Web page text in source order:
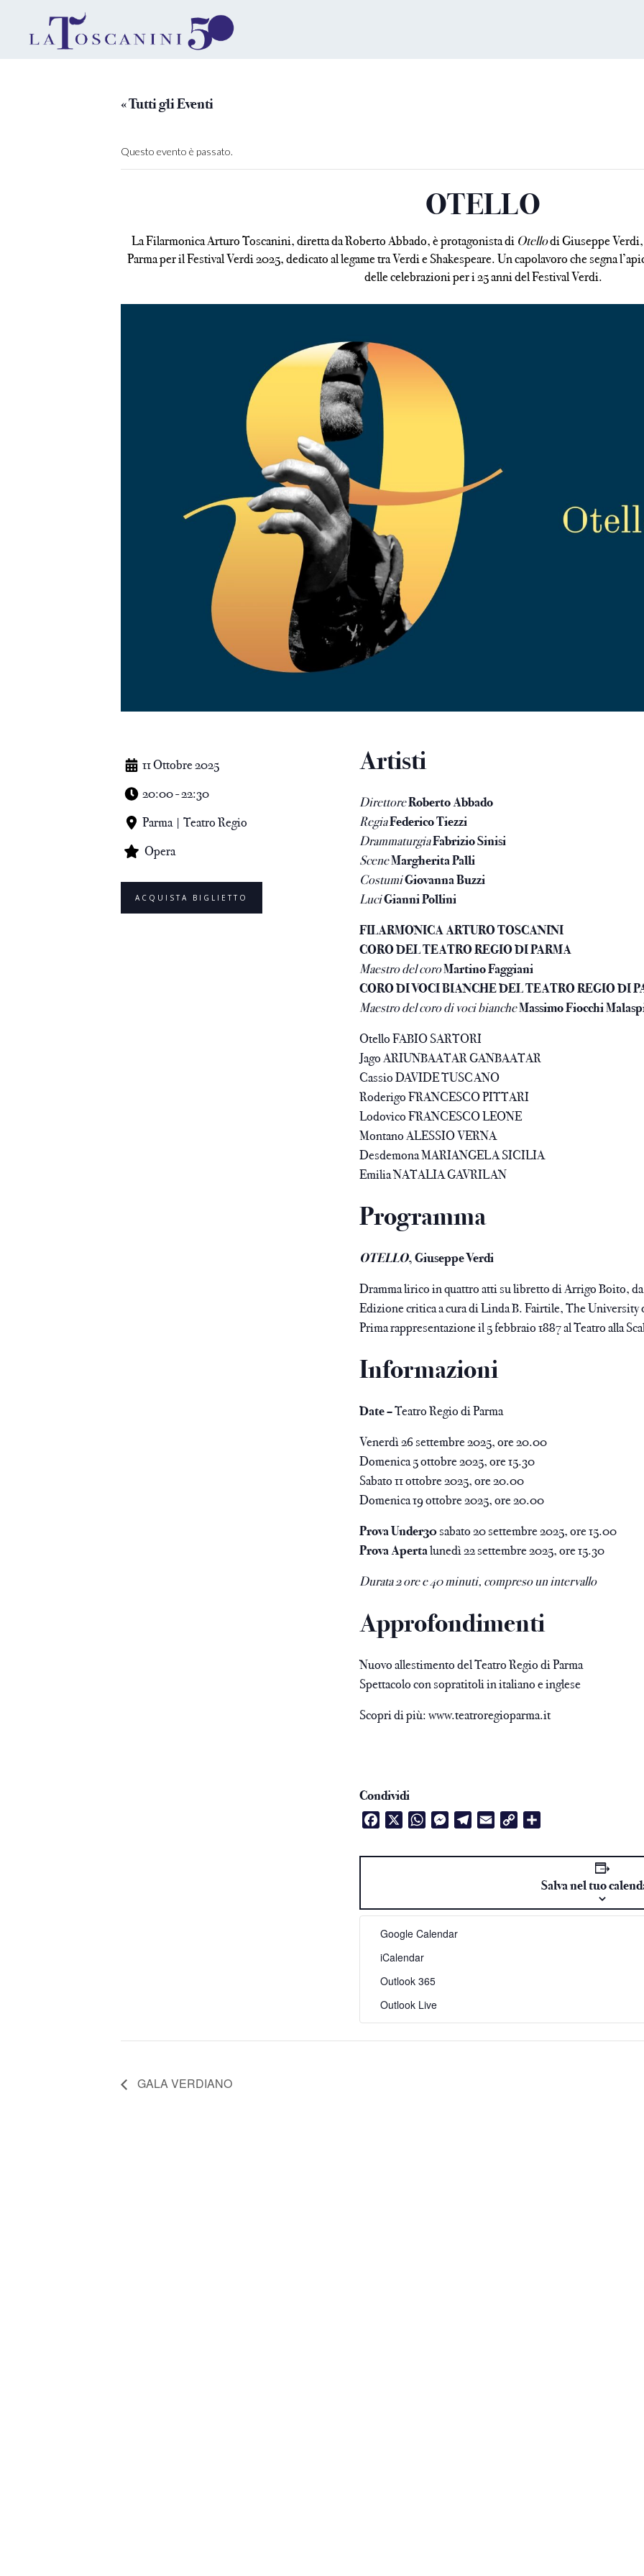
« Tutti gli Eventi
Questo evento è passato.
OTELLO
La Filarmonica Arturo Toscanini, diretta da Roberto Abbado, è protagonista di Otellodi Giuseppe
Parma per il Festival Verdi 2025, dedicato al legame tra Verdi e Shakespeare. Un capolavoro che segna
delle celebrazioni per i 25 anni del Festival Verdi.
11 Ottobre 2025
20:00 - 22:30
Parma | Teatro Regio
Opera
ACQUISTA BIGLIETTO
Artisti
DirettoreRoberto Abbado
RegiaFederico Tiezzi
DrammaturgiaFabrizio Sinisi
SceneMargherita Palli
CostumiGiovanna Buzzi
LuciGianni Pollini
FILARMONICA ARTURO TOSCANINI
CORO DEL TEATRO REGIO DI PARMA
Maestro del coroMartino Faggiani
CORO DI VOCI BIANCHE DEL TEATRO REGIO DI
Maestro del coro di voci biancheMassimo Fiocchi
Otello FABIO SARTORI
Jago ARIUNBAATAR GANBAATAR
Cassio DAVIDE TUSCANO
Roderigo FRANCESCO PITTARI
Lodovico FRANCESCO LEONE
Montano ALESSIO VERNA
Desdemona MARIANGELA SICILIA
Emilia NATALIA GAVRILAN
Programma
OTELLO, Giuseppe Verdi
Dramma lirico in quattro atti su libretto di Arrigo Boito,
Edizione critica a cura di Linda B. Fairtile, The University
Prima rappresentazione il 5 febbraio 1887 al Teatro alla
Informazioni
Date –Teatro Regio di Parma
Venerdì 26 settembre 2025, ore 20.00
Domenica 5 ottobre 2025, ore 15.30
Sabato 11 ottobre 2025, ore 20.00
Domenica 19 ottobre 2025, ore 20.00
Prova Under30sabato 20 settembre 2025, ore 15.00
Prova Apertalunedì 22 settembre 2025, ore 15.30
Durata 2 ore e 40 minuti, compreso un intervallo
Approfondimenti
Nuovo allestimento del Teatro Regio di Parma
Spettacolo con sopratitoli in italiano e inglese
Scopri di più:www.teatroregioparma.it
Condividi
Facebook
X WhatsAppMessenger
Telegram
Email
Copy
Salva nel tuo
Google Calendar
iCalendar
Outlook 365
Outlook Live
GALA VERDIANO